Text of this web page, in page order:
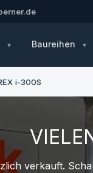
Baureihen
i-300S
verkauft.